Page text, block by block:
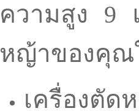
ความสูง 9
หญ้าของคุณ
เครื่องตัด